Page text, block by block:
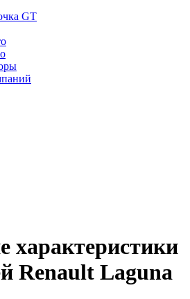
GT
характеристики
Renault Laguna